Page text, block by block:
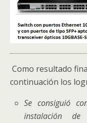
Como resultado
continuación los
Se consiguió
instalación de